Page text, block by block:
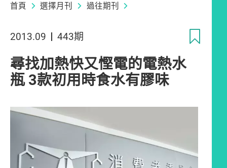
首頁 選擇月刊 過往期刊
2013.09 443期
尋找加熱快又慳電的電熱水
瓶 3款初用時食水有膠味